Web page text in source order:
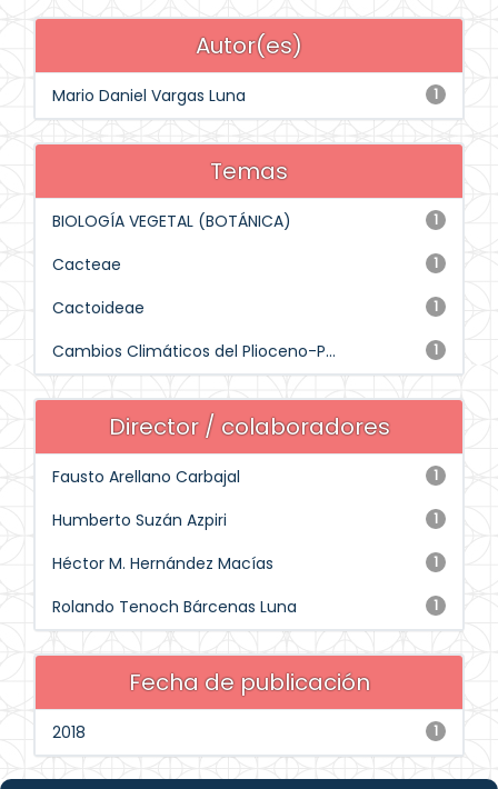
Autor(es)
1
Mario Daniel Vargas Luna
Temas
1
BIOLOGÍA VEGETAL (BOTÁNICA)
1
Cacteae
1
Cactoideae
1
Cambios Climáticos del Plioceno-P...
Director / colaboradores
1
Fausto Arellano Carbajal
1
Humberto Suzán Azpiri
1
Héctor M. Hernández Macías
1
Rolando Tenoch Bárcenas Luna
Fecha de publicación
1
2018